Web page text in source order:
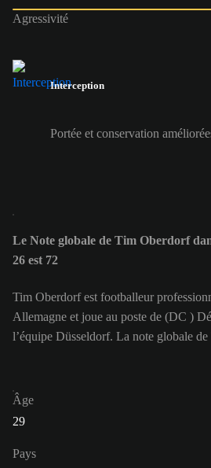
Agressivité
Interception
Portée et conservation
Le Note globale de Tim Oberdorf
26 est 72
Tim Oberdorf est footballeur
Allemagne et joue au poste de (DC )
l’équipe Düsseldorf. La note globale
Âge
29
Pays